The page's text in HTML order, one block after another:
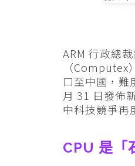
ARM 行政總
（
口至中國，難
月 31 日發佈
中科技競爭再
CPU 是「